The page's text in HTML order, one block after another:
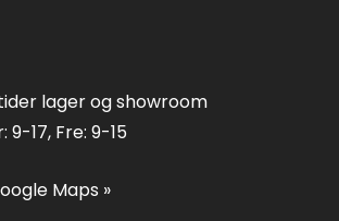
lager og showroom
9-17, Fre: 9-15
Maps »